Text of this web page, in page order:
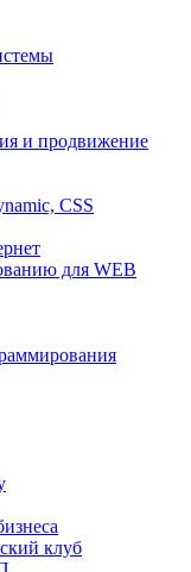
и продвижение
CSS
для WEB
клуб